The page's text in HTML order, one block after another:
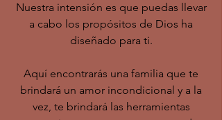
Nuestra intensión es que puedas llevar
a cabo los propósitos de Dios ha
diseñado para ti.
Aquí encontrarás una familia que te
brindará un amor incondicional y a la
vez, te brindará las herramientas